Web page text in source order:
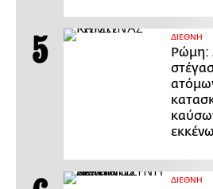
ΔΙΕΘΝΗ
Ρώμη:
ΔΙΕΘΝΗ